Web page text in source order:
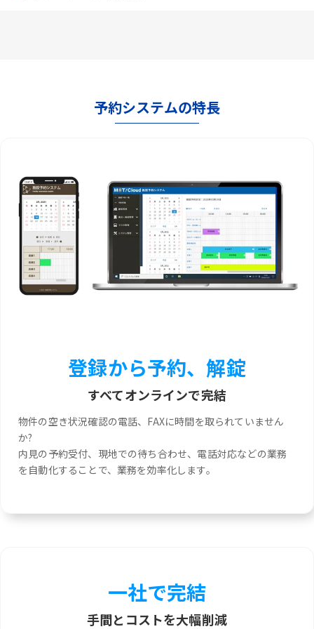
予約システムの特長
登録から予約、解錠
すべてオンラインで完結
物件の空き状況確認の電話、FAXに時間を取られていません
か?
内見の予約受付、現地での待ち合わせ、電話対応などの業務
を自動化することで、業務を効率化します。
一社で完結
手間とコストを大幅削減